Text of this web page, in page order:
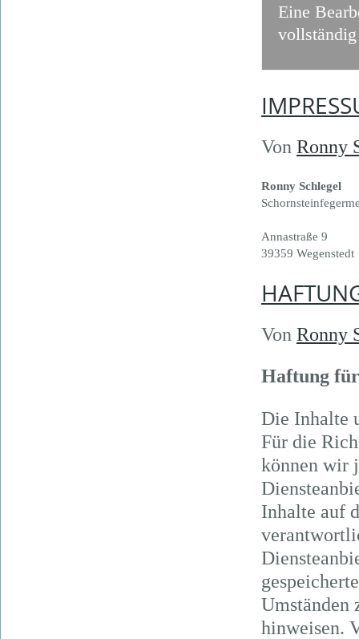
Eine
Von Ronny
Ronny Schlegel
Annastraße 9
39359 Wegenstedt
Von Ronny
Haftung
Die Inhalte
Für die
können wir
Inhalte auf
Umständen
hinweisen.